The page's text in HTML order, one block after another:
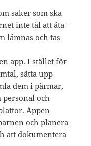
saker som ska
inte tål att äta –
lämnas och tas
app. I stället för
sätta upp
dem i pärmar,
personal och
Appen
och planera
att dokumentera